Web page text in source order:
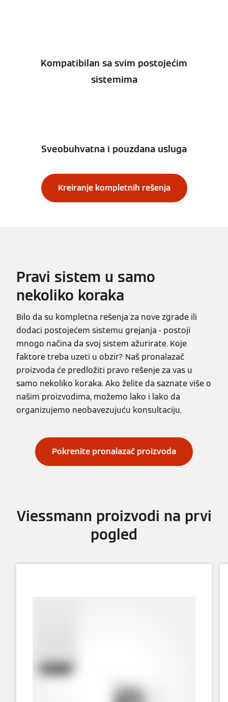
Kompatibilan sa svim postojećim
sistemima
Sveobuhvatna i pouzdana usluga
Kreiranje kompletnih rešenja
Pravi sistem u samo
nekoliko koraka
Bilo da su kompletna rešenja za nove zgrade ili
dodaci postojećem sistemu grejanja - postoji
mnogo načina da svoj sistem ažurirate. Koje
faktore treba uzeti u obzir? Naš pronalazač
proizvoda će predložiti pravo rešenje za vas u
samo nekoliko koraka. Ako želite da saznate više o
našim proizvodima, možemo lako i lako da
organizujemo neobavezujuću konsultaciju.
Pokrenite pronalazač proizvoda
Viessmann proizvodi na prvi
pogled